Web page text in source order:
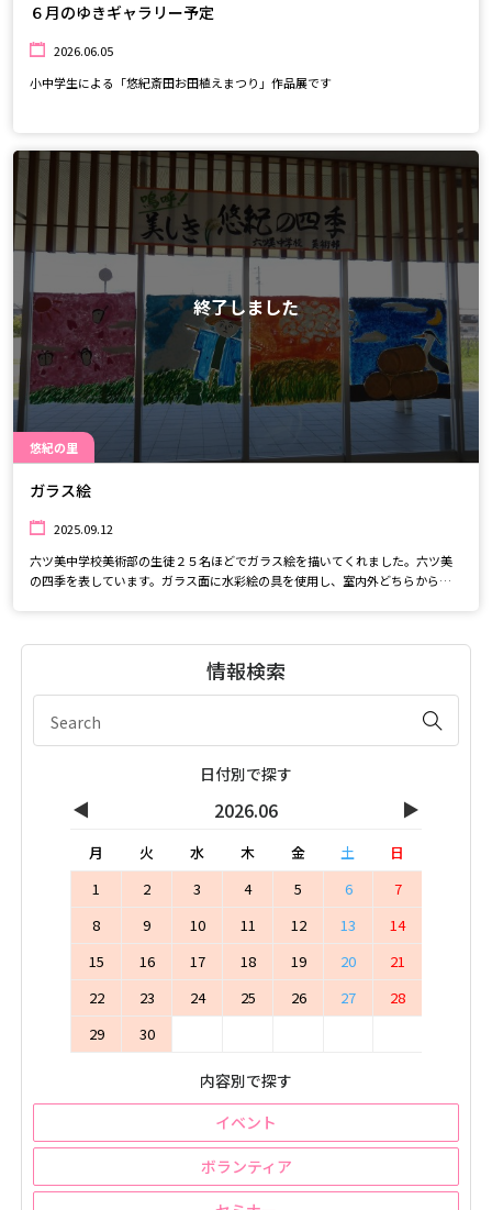
６月のゆきギャラリー予定
2026.06.05
小中学生による「悠紀斎田お田植えまつり」作品展です
悠紀の里
終了しました
ガラス絵
2025.09.12
六ツ美中学校美術部の生徒２５名ほどでガラス絵を描いてくれました。六ツ美
の四季を表しています。ガラス面に水彩絵の具を使用し、室内外どちらから見
情報検索
日付別で探す
◀ 2026.06 ▶
月 火 水 木 金 土
日
1
2 3 4 5 6
7
8
9 10 11 12 13
14
15
16 17 18 19 20
21
22
23 24 25 26 27
28
29
30
内容別で探す
イベント
ボランティア